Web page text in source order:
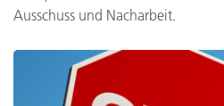
Ausschuss und Nacharbeit.